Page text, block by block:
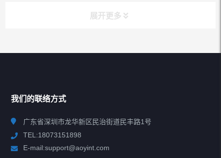
展开更多
我们的联络方式
广东省深圳市龙华新区民治街道民丰路1号
TEL:18073151898
E-mail:support@aoyint.com